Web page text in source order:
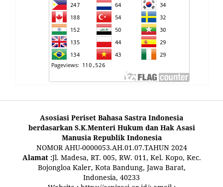
Asosiasi Periset Bahasa Sastra Indonesia
berdasarkan S.K.Menteri Hukum dan Hak Asasi
Manusia Republik Indonesia
NOMOR AHU-0000053.AH.01.07.TAHUN 2024
Alamat :Jl. Madesa, RT. 005, RW. 011, Kel. Kopo, Kec.
Bojongloa Kaler, Kota Bandung, Jawa Barat,
Indonesia, 40233